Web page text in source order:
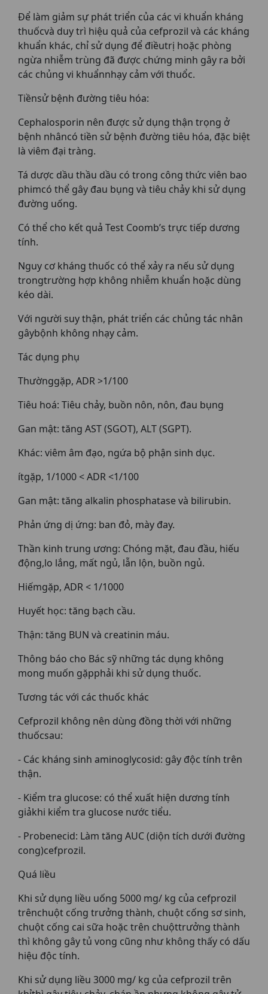
Để làm giảm sự phát triển của các vi khuẩn kháng
thuốcvà duy trì hiệu quả của cefprozil và các kháng
khuẩn khác, chỉ sử dụng để điềutrị hoặc phòng
ngừa nhiễm trùng đã được chứng minh gây ra bởi
các chủng vi khuẩnnhạy cảm với thuổc.
Tiềnsử bệnh đường tiêu hóa:
Cephalosporin nên được sử dụng thận trọng ở
bệnh nhâncó tiền sử bệnh đường tiêu hóa, đặc biệt
là viêm đại tràng.
Tá dược dầu thầu dầu có trong công thức viên bao
phimcó thể gây đau bụng và tiêu chảy khi sử dụng
đường uống.
Có thể cho kết quả Test Coomb’s trực tiếp dương
tính.
Nguy cơ kháng thuốc có thể xảy ra nếu sử dụng
trongtrường hợp không nhiễm khuẩn hoặc dùng
kéo dài.
Với người suy thận, phát triển các chủng tác nhân
gâybộnh không nhạy cảm.
Tác dụng phụ
Thườnggặp, ADR >1/100
Tiêu hoá: Tiêu chảy, buồn nôn, nôn, đau bụng
Gan mật: tăng AST (SGOT), ALT (SGPT).
Khác: viêm âm đạo, ngứa bộ phận sinh dục.
ítgặp, 1/1000 < ADR <1/100
Gan mật: tăng alkalin phosphatase và bilirubin.
Phản ứng dị ứng: ban đỏ, mày đay.
Thần kinh trung ương: Chóng mặt, đau đầu, hiếu
động,lo lắng, mất ngủ, lẫn lộn, buồn ngủ.
Hiếmgặp, ADR < 1/1000
Huyết học: tăng bạch cầu.
Thận: tăng BUN và creatinin máu.
Thông báo cho Bác sỹ những tác dụng không
mong muốn gặpphải khi sử dụng thuốc.
Tương tác với các thuốc khác
Cefprozil không nên dùng đồng thời với những
thuốcsau:
- Các kháng sinh aminoglycosid: gây độc tính trên
thận.
- Kiểm tra glucose: có thể xuất hiện dương tính
giảkhi kiểm tra glucose nước tiểu.
- Probenecid: Làm tăng AUC (diộn tích dưới đường
cong)cefprozil.
Quá liều
Khi sử dụng liều uống 5000 mg/ kg của cefprozil
trênchuột cống trưởng thành, chuột cống sơ sinh,
chuột cống cai sữa hoặc trên chuộttrưởng thành
thì không gây tủ vong cũng như không thấy có dấu
hiệu độc tính.
Khi sử dụng liều 3000 mg/ kg của cefprozil trên